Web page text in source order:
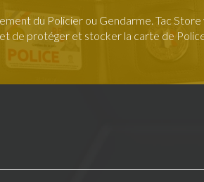
du Policier ou Gendarme. Tac
de protéger et stocker la carte de